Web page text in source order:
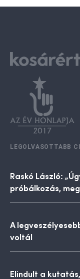
LEGOLVASOTTABB
Raskó László:
próbálkozás,
A
voltál
Elindult a